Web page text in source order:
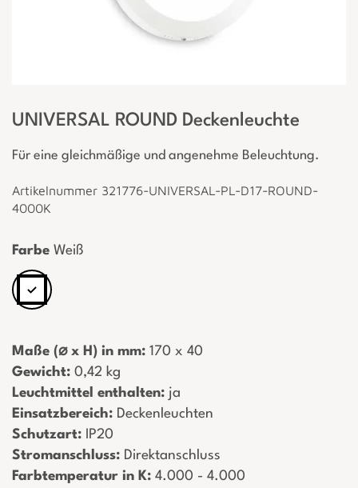
UNIVERSAL ROUND Deckenleuchte
Für eine gleichmäßige und angenehme Beleuchtung.
Artikelnummer 321776-UNIVERSAL-PL-D17-ROUND-
4000K
Farbe Weiß
Maße (⌀ x H) in mm: ­ 170 x 40
Gewicht: ­ 0,42 kg
Leuchtmittel enthalten: ­ ja
Einsatzbereich: ­ Deckenleuchten
Schutzart: ­ IP20
Stromanschluss: ­ Direktanschluss
Farbtemperatur in K: ­ 4.000 - 4.000